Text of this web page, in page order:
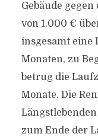
Gebäude
von 1.000 €
insgesamt eine
Monaten, zu
betrug die
Monate. Die
zum Ende der